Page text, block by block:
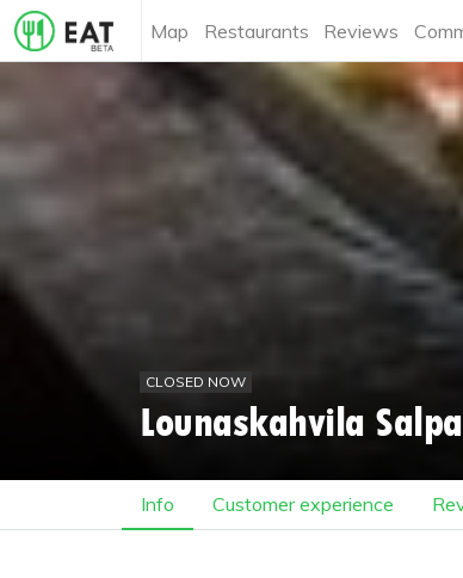
Map Restaurants Reviews
CLOSED NOW
Lounaskahvila
Info Customer experience